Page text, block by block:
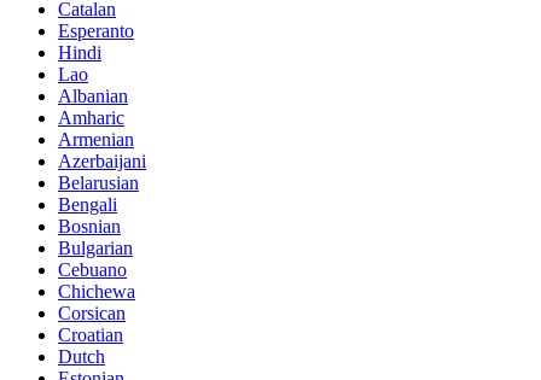
Catalan
Esperanto
Hindi
Lao
Albanian
Amharic
Armenian
Azerbaijani
Belarusian
Bengali
Bosnian
Bulgarian
Cebuano
Chichewa
Corsican
Croatian
Dutch